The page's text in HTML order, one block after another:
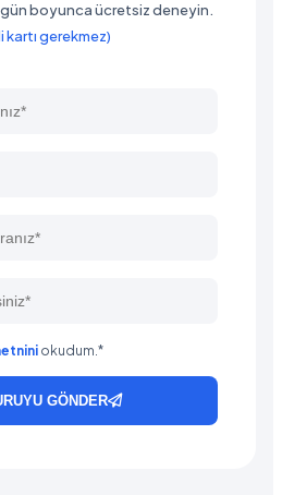
gün boyunca ücretsiz deneyin.
kartı gerekmez)
okudum.*
GÖNDER